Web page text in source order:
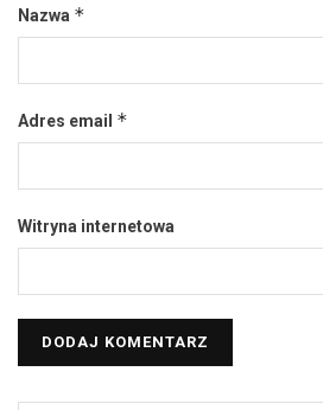
Nazwa *
Adres email *
Witryna internetowa